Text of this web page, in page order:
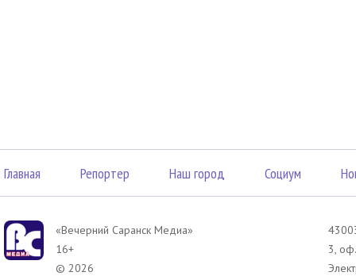
Главная Репортер Наш город Социум
«Вечерний Саранск Mедиа»
16+
© 2026
3,